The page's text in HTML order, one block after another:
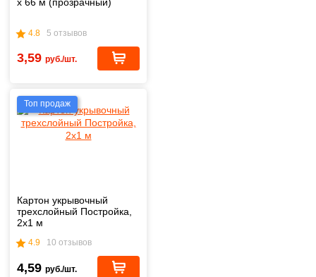
4.8 5 отзывов
3,59 руб./шт.
Топ продаж
Картон укрывочный
трехслойный Постройка,
2х1 м
4.9 10 отзывов
4,59 руб./шт.